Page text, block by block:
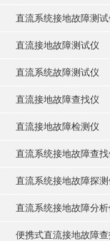
直流系统接地故障测试
直流接地故障测试仪
直流系统故障测试仪
直流接地故障查找仪
直流接地故障检测仪
直流系统接地故障查找
直流系统接地故障探测
直流系统接地故障分析
便携式直流接地故障查